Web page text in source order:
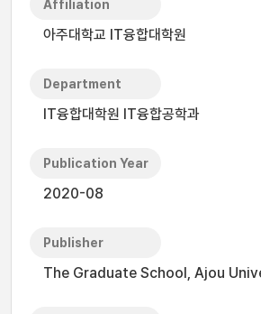
Affiliation
아주대학교 IT융합대학원
Department
IT융합대학원 IT융합공학과
Publication Year
2020-08
Publisher
The Graduate School, Ajou